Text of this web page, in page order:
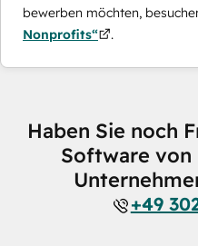
bewerben möchten,
Nonprofits“
.
Haben Sie noch
Software
+49